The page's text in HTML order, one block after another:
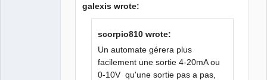
galexis wrote:
scorpio810 wrote:
Un automate gérera plus
facilement une sortie 4-20mA ou
0-10V qu'une sortie pas a pas,